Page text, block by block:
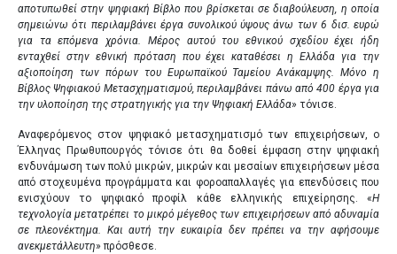
αποτυπωθεί στην ψηφιακή Βίβλο που βρίσκεται σε διαβούλευση, η οποία
σημειώνω ότι περιλαμβάνει έργα συνολικού ύψους άνω των 6 δισ. ευρώ
για τα επόμενα χρόνια. Μέρος αυτού του εθνικού σχεδίου έχει ήδη
ενταχθεί στην εθνική πρόταση που έχει καταθέσει η Ελλάδα για την
αξιοποίηση των πόρων του Ευρωπαϊκού Ταμείου Ανάκαμψης. Μόνο η
Βίβλος Ψηφιακού Μετασχηματισμού, περιλαμβάνει πάνω από 400 έργα για
την υλοποίηση της στρατηγικής για την Ψηφιακή Ελλάδα» τόνισε.
Αναφερόμενος στον ψηφιακό μετασχηματισμό των επιχειρήσεων, ο
Έλληνας Πρωθυπουργός τόνισε ότι θα δοθεί έμφαση στην ψηφιακή
ενδυνάμωση των πολύ μικρών, μικρών και μεσαίων επιχειρήσεων μέσα
από στοχευμένα προγράμματα και φοροαπαλλαγές για επενδύσεις που
ενισχύουν το ψηφιακό προφίλ κάθε ελληνικής επιχείρησης. «Η
τεχνολογία μετατρέπει το μικρό μέγεθος των επιχειρήσεων από αδυναμία
σε πλεονέκτημα. Και αυτή την ευκαιρία δεν πρέπει να την αφήσουμε
ανεκμετάλλευτη» πρόσθεσε.